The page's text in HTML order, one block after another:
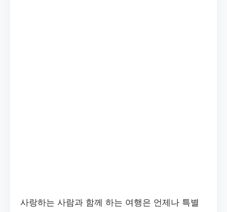
사랑하는 사람과 함께 하는 여행은 언제나 특별